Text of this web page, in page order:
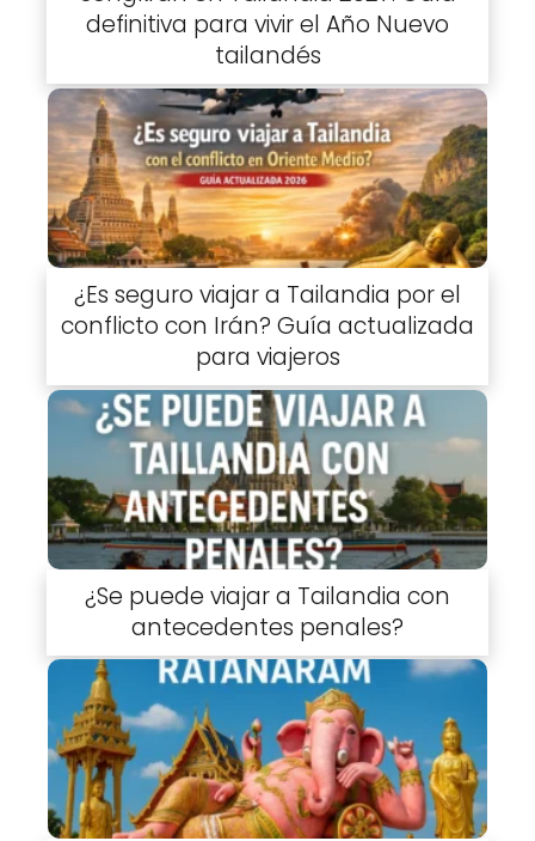
definitiva para vivir el Año Nuevo
tailandés
¿Es seguro viajar a Tailandia por el
conflicto con Irán? Guía actualizada
para viajeros
¿Se puede viajar a Tailandia con
antecedentes penales?